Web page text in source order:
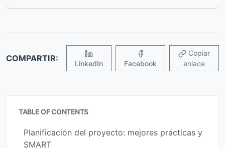
COMPARTIR:
LinkedIn Facebook
enlace
TABLE OF CONTENTS
Planificación del proyecto: mejores prácticas y
SMART